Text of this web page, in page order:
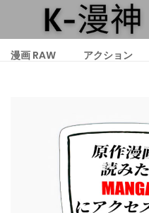
漫画 RAW アクション